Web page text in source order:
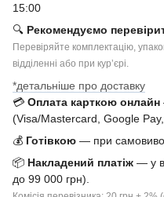
15:00
🔍 Рекомендуємо
Перевіряйте комплектацію,
відділенні або при курʼєрі.
*детальніше про доставку
💳 Оплата карткою онлайн
(Visa/Mastercard, Google Pay,
💰 Готівкою — при
📦 Накладений платіж — у
до 99 000 грн).